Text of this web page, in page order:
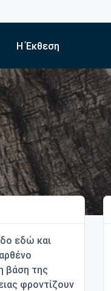
Η Έκθεση
εδώ και
βάση της
φροντίζουν